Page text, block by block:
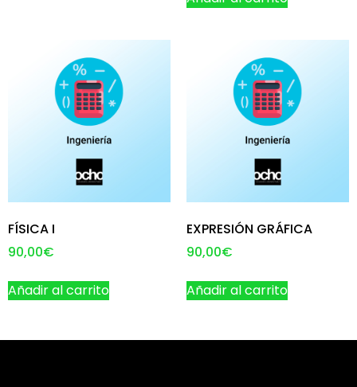
FÍSICA I
90,00€
Añadir al carrito
EXPRESIÓN GRÁFICA
90,00€
Añadir al carrito